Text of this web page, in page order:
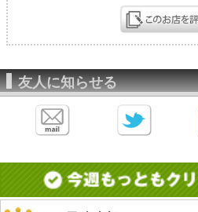
友人に知らせる